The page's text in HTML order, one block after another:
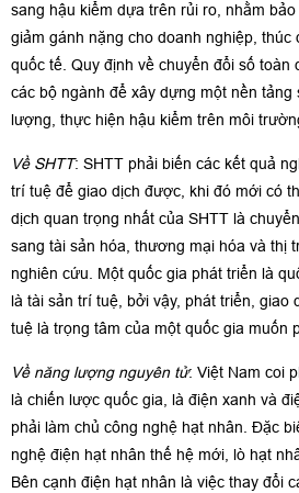
sang hậu kiểm dựa trên rủi ro, nhằm
giảm gánh nặng cho doanh nghiệp, thúc
quốc tế. Quy định về chuyển đổi số toàn
các bộ ngành để xây dựng một nền tảng
lượng, thực hiện hậu kiểm trên môi
Về SHTT: SHTT phải biến các kết quả
trí tuệ để giao dịch được, khi đó mới có
dịch quan trọng nhất của SHTT là
sang tài sản hóa, thương mại hóa và thị
nghiên cứu. Một quốc gia phát triển là
là tài sản trí tuệ, bởi vậy, phát triển, giao
tuệ là trọng tâm của một quốc gia muốn
Về năng lượng nguyên tử: Việt Nam coi
là chiến lược quốc gia, là điện xanh và
phải làm chủ công nghệ hạt nhân. Đặc
nghệ điện hạt nhân thế hệ mới, lò hạt
Bên cạnh điện hạt nhân là việc thay đổi